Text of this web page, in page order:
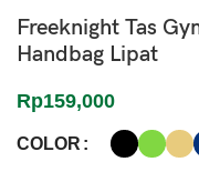
Freeknight Tas
Handbag Lipat
Rp159,000
COLOR